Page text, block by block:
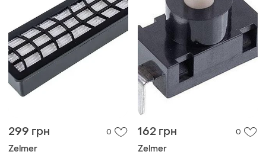
299 грн 0
Zelmer
162 грн 0
Zelmer